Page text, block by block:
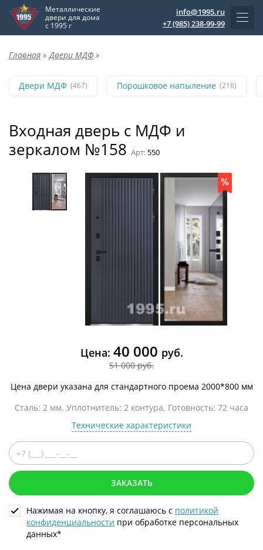
Металлические
двери для дома
с 1995 г
info@1995.ru
+7 (985) 238-99-99
Главная » Двери МДФ »
Двери МДФ (467) Порошковое напыление (216)
Входная дверь с МДФ и
зеркалом №158 Арт: 550
Цена: 40 000 руб.
51 000 руб.
Цена двери указана для стандартного проема 2000*800 мм
Сталь: 2 мм. Уплотнитель: 2 контура. Готовность: 72 часа
Технические характеристики
ЗАКАЗАТЬ
Нажимая на кнопку, я соглашаюсь с политикой
конфиденциальности при обработке персональных
данных*